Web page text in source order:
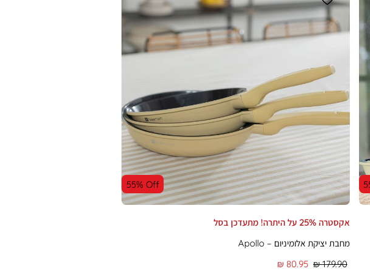
55% Off
אקסטרה 25% על היתרה! מתעדכן בסל
מחבת יציקת אלומיניום – Apollo
מחיר
80.95 ₪
מחיר
179.90 ₪